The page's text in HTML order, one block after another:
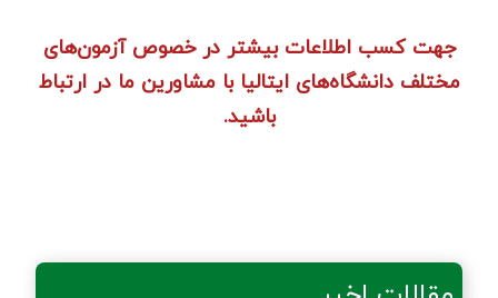
جهت کسب اطلاعات بیشتر در خصوص آزمون‌های
مختلف دانشگاه‌های ایتالیا با مشاورین ما در ارتباط
باشید.